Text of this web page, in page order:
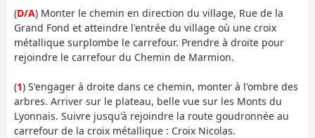
(D/A) Monter le chemin en direction du village, Rue de la
Grand Fond et atteindre l'entrée du village où une croix
métallique surplombe le carrefour. Prendre à droite pour
rejoindre le carrefour du Chemin de Marmion.
(1) S'engager à droite dans ce chemin, monter à l'ombre des
arbres. Arriver sur le plateau, belle vue sur les Monts du
Lyonnais. Suivre jusqu'à rejoindre la route goudronnée au
carrefour de la croix métallique : Croix Nicolas.